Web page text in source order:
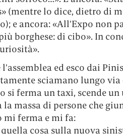
(mentre lo dice, dietro di
e ancora: «All’Expo non
borghese: di cibo». In
l’assemblea ed esco dai
sciamano lungo
si ferma un taxi, scende
la massa di persone che
mi ferma e mi fa:
quella cosa sulla nuova